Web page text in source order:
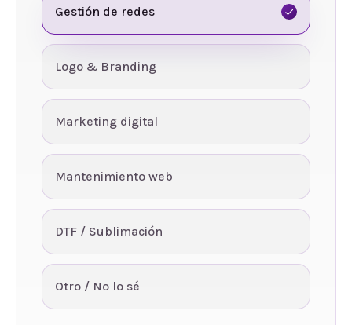
Gestión de redes
Logo & Branding
Marketing digital
Mantenimiento web
DTF / Sublimación
Otro / No lo sé